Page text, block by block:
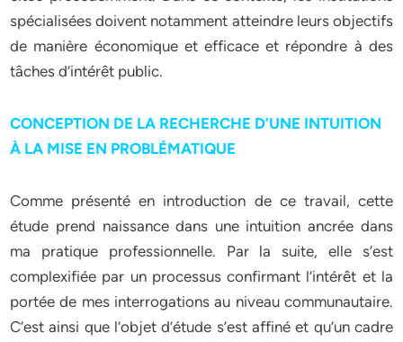
spécialisées doivent notamment atteindre leurs objectifs
de manière économique et efficace et répondre à des
tâches d’intérêt public.
CONCEPTION DE LA RECHERCHE D’UNE INTUITION
À LA MISE EN PROBLÉMATIQUE
Comme présenté en introduction de ce travail, cette
étude prend naissance dans une intuition ancrée dans
ma pratique professionnelle. Par la suite, elle s’est
complexifiée par un processus confirmant l’intérêt et la
portée de mes interrogations au niveau communautaire.
C’est ainsi que l’objet d’étude s’est affiné et qu’un cadre